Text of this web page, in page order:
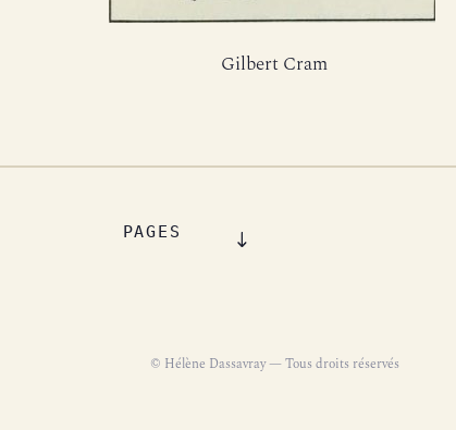
Gilbert Cram
PAGES
© Hélène Dassavray — Tous droits réservés